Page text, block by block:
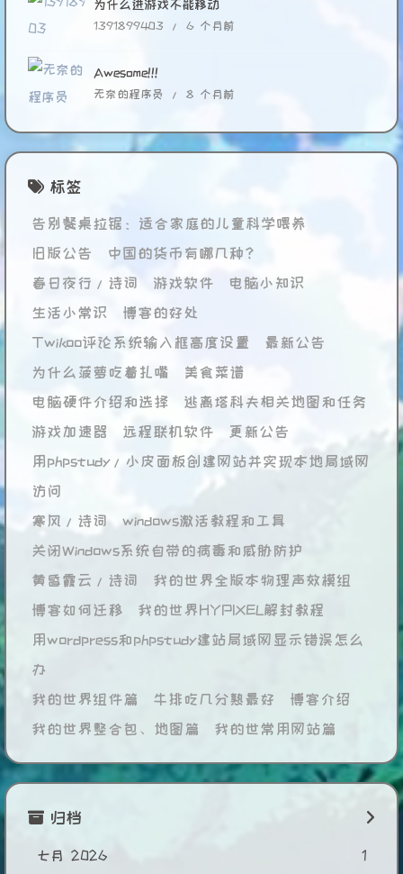
为什么进游戏不能移动
1391899403 / 6 个月前
Awesome!!!
无奈的程序员 / 8 个月前
标签
告别餐桌拉锯：适合家庭的儿童科学喂养
旧版公告
中国的货币有哪几种？
春日夜行/诗词
游戏软件
电脑小知识
生活小常识
博客的好处
Twikoo评论系统输入框高度设置
最新公告
为什么菠萝吃着扎嘴
美食菜谱
电脑硬件介绍和选择
逃离塔科夫相关地图和任务
游戏加速器
远程联机软件
更新公告
用phpstudy/小皮面板创建网站并实现本地局域网
访问
寒风/诗词
windows激活教程和工具
关闭Windows系统自带的病毒和威胁防护
黄昏霞云/诗词
我的世界全版本物理声效模组
博客如何迁移
我的世界HYPIXEL解封教程
用wordpress和phpstudy建站局域网显示错误怎么
办
我的世界组件篇
牛排吃几分熟最好
博客介绍
我的世界整合包、地图篇
我的世常用网站篇
归档
七月 2026 1